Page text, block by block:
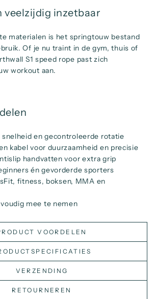
veelzijdig inzetbaar
materialen is het springtouw bestand
Of je nu traint in de gym, thuis of
S1 speed rope past zich
workout aan.
en gecontroleerde rotatie
kabel voor duurzaamheid en precisie
handvatten voor extra grip
én gevorderde sporters
fitness, boksen, MMA en
mee te nemen
VOORDELEN
VERZENDING
RETOURNEREN